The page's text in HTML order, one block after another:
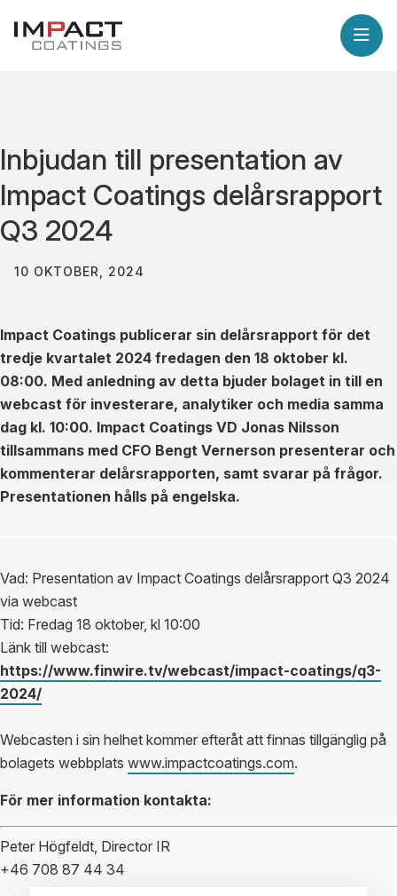
Inbjudan till presentation av
Impact Coatings delårsrapport
Q3 2024
10 OKTOBER, 2024
Impact Coatings publicerar sin delårsrapport för det
tredje kvartalet 2024 fredagen den 18 oktober kl.
08:00. Med anledning av detta bjuder bolaget in till en
webcast för investerare, analytiker och media samma
dag kl. 10:00. Impact Coatings VD Jonas Nilsson
tillsammans med CFO Bengt Vernerson presenterar och
kommenterar delårsrapporten, samt svarar på frågor.
Presentationen hålls på engelska.
Vad: Presentation av Impact Coatings delårsrapport Q3 2024
via webcast
Tid: Fredag 18 oktober, kl 10:00
Länk till webcast:
https://www.finwire.tv/webcast/impact-coatings/q3-
2024/
Webcasten i sin helhet kommer efteråt att finnas tillgänglig på
bolagets webbplats www.impactcoatings.com.
För mer information kontakta:
Peter Högfeldt, Director IR
+46 708 87 44 34